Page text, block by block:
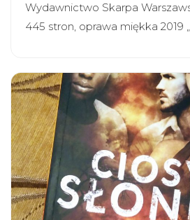
Wydawnictwo Skarpa
445 stron, oprawa miękka 2019